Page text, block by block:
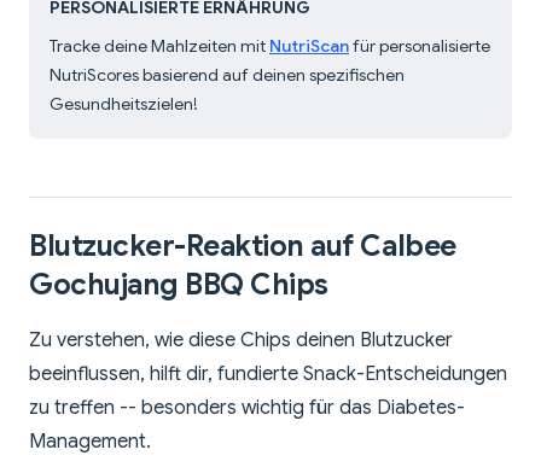
PERSONALISIERTE ERNÄHRUNG
Tracke deine Mahlzeiten mit NutriScanfür personalisierte
NutriScores basierend auf deinen spezifischen
Gesundheitszielen!
Blutzucker-Reaktion auf Calbee
Gochujang BBQ Chips
Zu verstehen, wie diese Chips deinen Blutzucker
beeinflussen, hilft dir, fundierte Snack-Entscheidungen
zu treffen -- besonders wichtig für das Diabetes-
Management.